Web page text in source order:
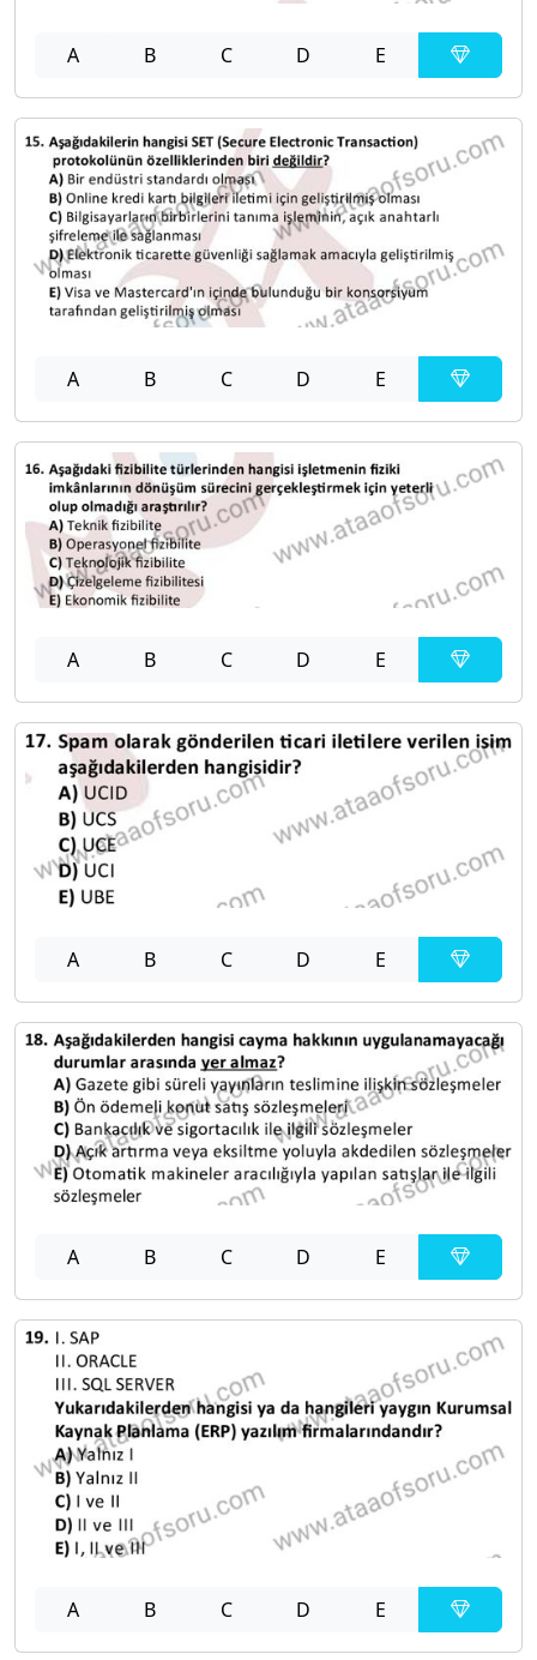
A B C D E
A B C D E
A B C D E
A B C D E
A B C D E
A B C D E